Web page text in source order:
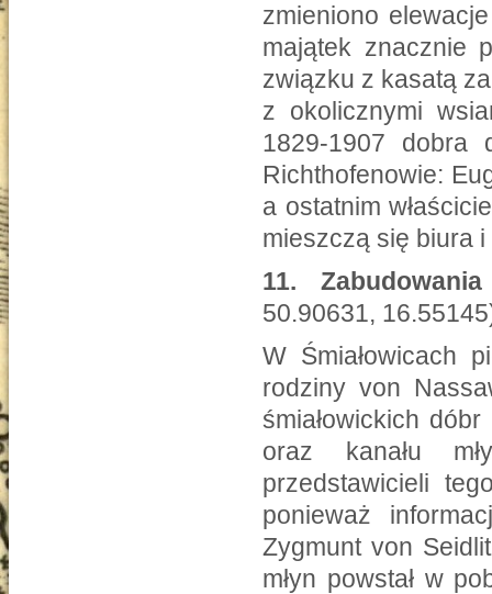
zmieniono
majątek znacznie
związku z kasatą
z okolicznymi
1829-1907 dobra
Richthofenowie:
a ostatnim
mieszczą się biura
11.
50.90631,
W Śmiałowicach
rodziny von
śmiałowickich
oraz kanału
przedstawicieli
ponieważ
Zygmunt von
młyn powstał w